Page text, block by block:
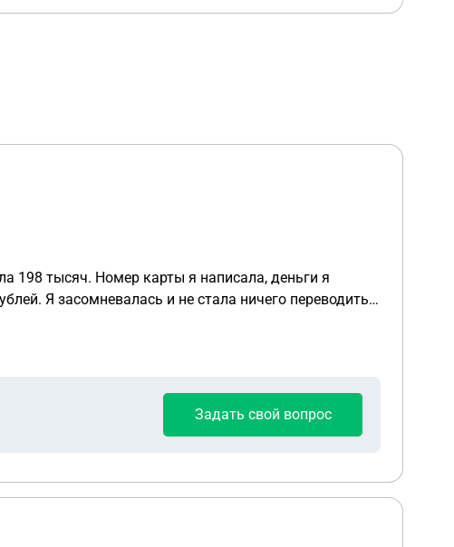
198 тысяч. Номер карты я написала, деньги я
Я засомневалась и не стала ничего переводить.
в полицию и послала их на 3 советские.
Задать свой вопрос